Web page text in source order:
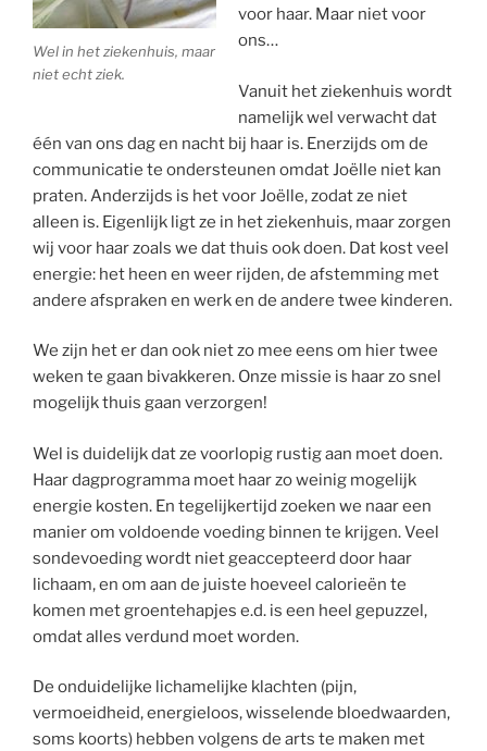
Wel in het ziekenhuis, maar
niet echt ziek.
voor haar. Maar niet voor
ons…
Vanuit het ziekenhuis wordt
namelijk wel verwacht dat
één van ons dag en nacht bij haar is. Enerzijds om de
communicatie te ondersteunen omdat Joëlle niet kan
praten. Anderzijds is het voor Joëlle, zodat ze niet
alleen is. Eigenlijk ligt ze in het ziekenhuis, maar zorgen
wij voor haar zoals we dat thuis ook doen. Dat kost veel
energie: het heen en weer rijden, de afstemming met
andere afspraken en werk en de andere twee kinderen.
We zijn het er dan ook niet zo mee eens om hier twee
weken te gaan bivakkeren. Onze missie is haar zo snel
mogelijk thuis gaan verzorgen!
Wel is duidelijk dat ze voorlopig rustig aan moet doen.
Haar dagprogramma moet haar zo weinig mogelijk
energie kosten. En tegelijkertijd zoeken we naar een
manier om voldoende voeding binnen te krijgen. Veel
sondevoeding wordt niet geaccepteerd door haar
lichaam, en om aan de juiste hoeveel calorieën te
komen met groentehapjes e.d. is een heel gepuzzel,
omdat alles verdund moet worden.
De onduidelijke lichamelijke klachten (pijn,
vermoeidheid, energieloos, wisselende bloedwaarden,
soms koorts) hebben volgens de arts te maken met